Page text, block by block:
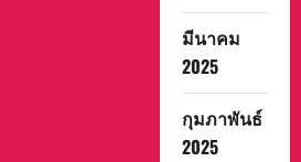
มีนาคม
2025
กุมภาพันธ์
2025